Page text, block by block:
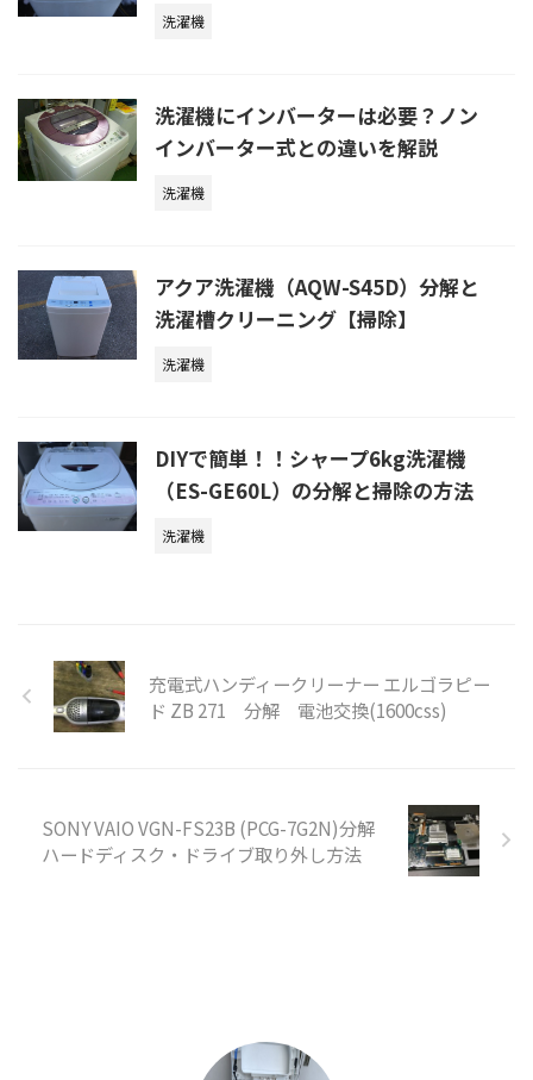
洗濯機
洗濯機にインバーターは必要？ノン
インバーター式との違いを解説
洗濯機
アクア洗濯機（AQW-S45D）分解と
洗濯槽クリーニング【掃除】
洗濯機
DIYで簡単！！シャープ6kg洗濯機
（ES-GE60L）の分解と掃除の方法
洗濯機
充電式ハンディークリーナー エルゴラピー
ド ZB 271 分解 電池交換(1600css)
SONY VAIO VGN-FS23B (PCG-7G2N)分解
ハードディスク・ドライブ取り外し方法